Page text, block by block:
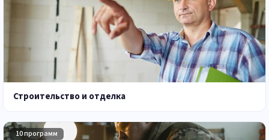
Строительство и отделка
10 программ